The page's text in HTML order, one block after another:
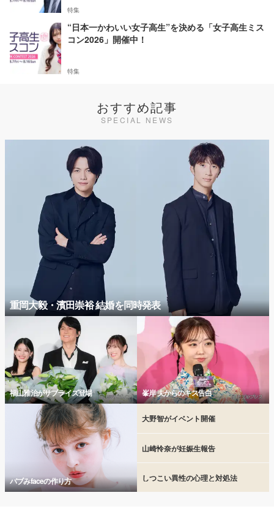
特集
“日本一かわいい女子高生”を決める「女子高生ミス
コン2026」開催中！
特集
おすすめ記事
SPECIAL NEWS
重岡大毅・濱田崇裕 結婚を同時発表
福山雅治がサプライズ登場 峯岸 夫からのキス告白
バブみfaceの作り方
大野智がイベント開催
山崎怜奈が妊娠生報告
しつこい異性の心理と対処法